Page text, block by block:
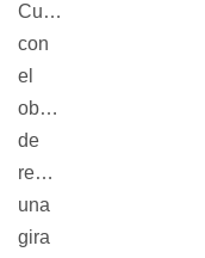
Cultural
con
el
objetivo
de
realizar
una
gira